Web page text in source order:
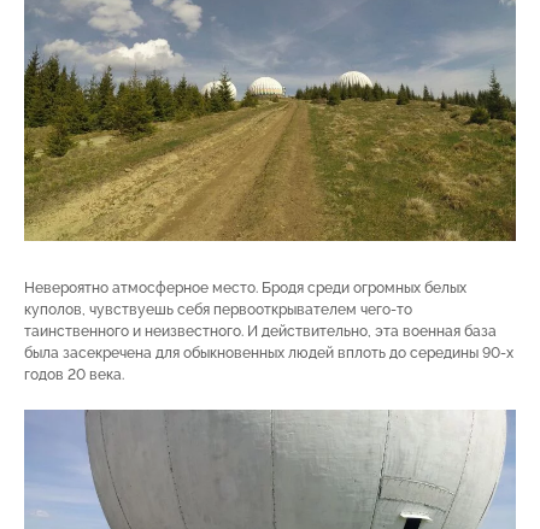
Невероятно атмосферное место. Бродя среди огромных белых
куполов, чувствуешь себя первооткрывателем чего-то
таинственного и неизвестного. И действительно, эта военная база
была засекречена для обыкновенных людей вплоть до середины 90-х
годов 20 века.